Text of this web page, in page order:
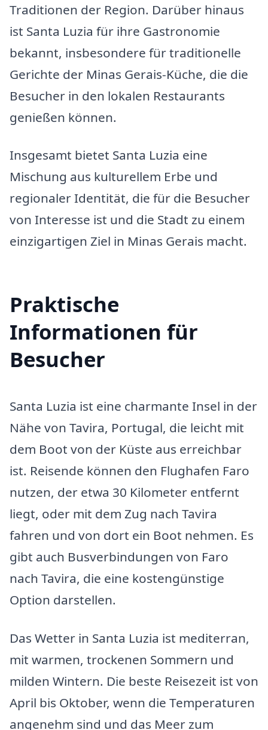
Traditionen der Region. Darüber hinaus
ist Santa Luzia für ihre Gastronomie
bekannt, insbesondere für traditionelle
Gerichte der Minas Gerais-Küche, die die
Besucher in den lokalen Restaurants
genießen können.
Insgesamt bietet Santa Luzia eine
Mischung aus kulturellem Erbe und
regionaler Identität, die für die Besucher
von Interesse ist und die Stadt zu einem
einzigartigen Ziel in Minas Gerais macht.
Praktische
Informationen für
Besucher
Santa Luzia ist eine charmante Insel in der
Nähe von Tavira, Portugal, die leicht mit
dem Boot von der Küste aus erreichbar
ist. Reisende können den Flughafen Faro
nutzen, der etwa 30 Kilometer entfernt
liegt, oder mit dem Zug nach Tavira
fahren und von dort ein Boot nehmen. Es
gibt auch Busverbindungen von Faro
nach Tavira, die eine kostengünstige
Option darstellen.
Das Wetter in Santa Luzia ist mediterran,
mit warmen, trockenen Sommern und
milden Wintern. Die beste Reisezeit ist von
April bis Oktober, wenn die Temperaturen
angenehm sind und das Meer zum